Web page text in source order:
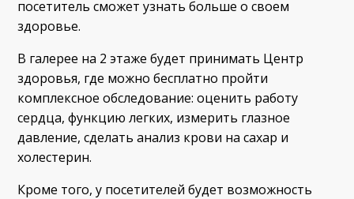
посетитель сможет узнать больше о своем
здоровье.
В галерее на 2 этаже будет принимать Центр
здоровья, где можно бесплатно пройти
комплексное обследование: оценить работу
сердца, функцию легких, измерить глазное
давление, сделать анализ крови на сахар и
холестерин.
Кроме того, у посетителей будет возможность